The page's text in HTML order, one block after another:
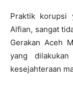
Praktik korupsi
Alfian, sangat
Gerakan Aceh
yang
kesejahteraan